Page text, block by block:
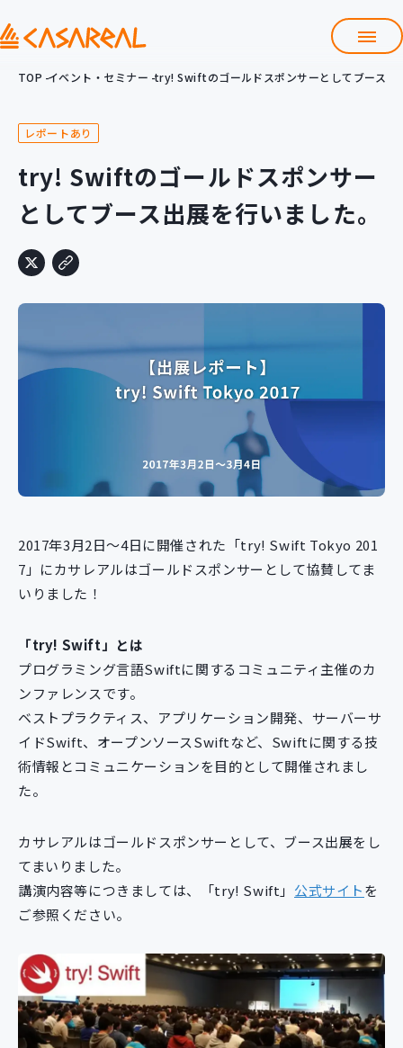
会社情報
プロダクト開発支援
クラウド導入支援 Git導入支援
システム構築支援
研修サービス
カスタマイズコース 教材購入
イベント・セミナー
ニュース
採用情報
TOP イベント・セミナー try! Swiftのゴールドスポンサーとしてブース出
レポートあり
try! Swiftのゴールドスポンサー
としてブース出展を行いました。
2017年3月2日～4日に開催された「try! Swift Tokyo 201
7」にカサレアルはゴールドスポンサーとして協賛してま
いりました！
「try! Swift」とは
プログラミング言語Swiftに関するコミュニティ主催のカ
ンファレンスです。
ベストプラクティス、アプリケーション開発、サーバーサ
イドSwift、オープンソースSwiftなど、Swiftに関する技
術情報とコミュニケーションを目的として開催されまし
た。
カサレアルはゴールドスポンサーとして、ブース出展をし
てまいりました。
講演内容等につきましては、「try! Swift」 公式サイトを
ご参照ください。